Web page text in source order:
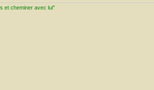
et cheminer avec lui"